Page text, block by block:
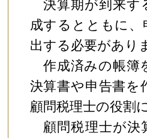
決算期が到来す
成するとともに、
出する必要があり
作成済みの帳簿
決算書や申告書を
顧問税理士の役割
顧問税理士が決